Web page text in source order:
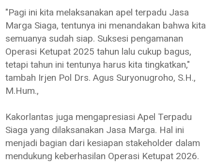
"Pagi ini kita melaksanakan apel terpadu Jasa
Marga Siaga, tentunya ini menandakan bahwa kita
semuanya sudah siap. Suksesi pengamanan
Operasi Ketupat 2025 tahun lalu cukup bagus,
tetapi tahun ini tentunya harus kita tingkatkan,"
tambah Irjen Pol Drs. Agus Suryonugroho, S.H.,
M.Hum.,
Kakorlantas juga mengapresiasi Apel Terpadu
Siaga yang dilaksanakan Jasa Marga. Hal ini
menjadi bagian dari kesiapan stakeholder dalam
mendukung keberhasilan Operasi Ketupat 2026.